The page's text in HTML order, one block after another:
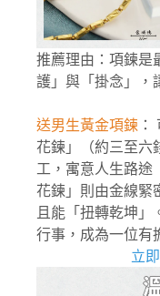
推薦理由：項鍊是
護」與「掛念」，
送男生黃金項鍊
花鍊」（約三至六
工，寓意人生路途
花鍊」則由金線緊
且能「扭轉乾坤」
行事，成為一位有
立